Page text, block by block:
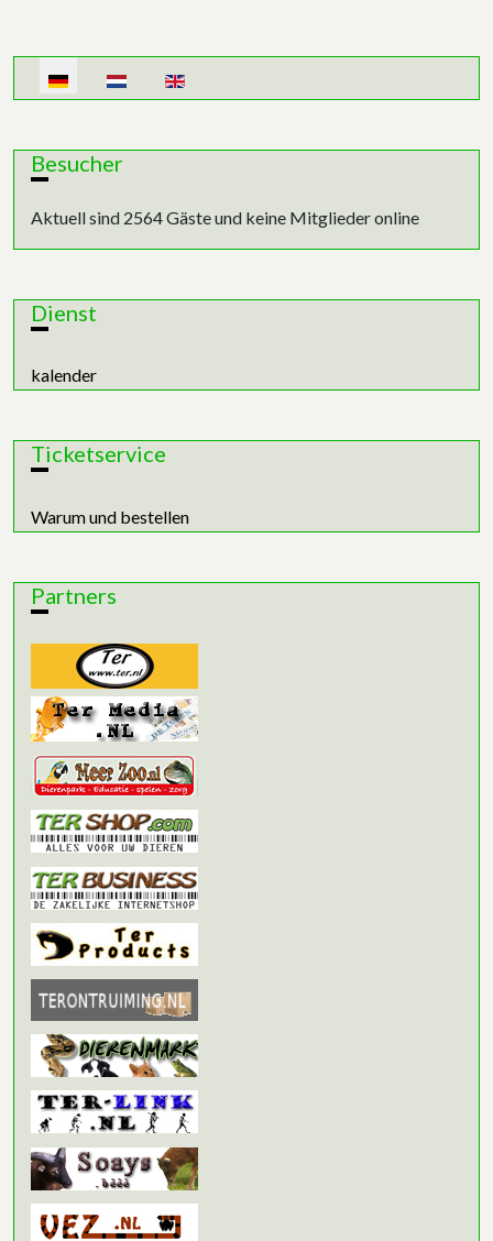
Sprache auswählen
Besucher
Aktuell sind 2564 Gäste und keine Mitglieder online
Dienst
kalender
Ticketservice
Warum und bestellen
Partners